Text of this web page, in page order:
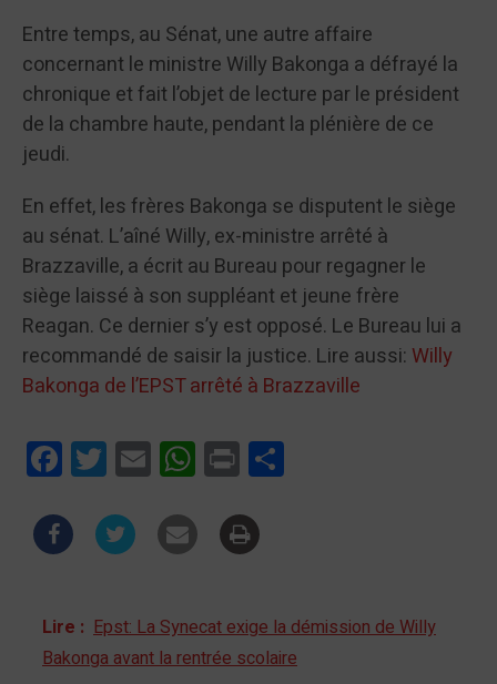
Entre temps, au Sénat, une autre affaire
concernant le ministre Willy Bakonga a défrayé la
chronique et fait l’objet de lecture par le président
de la chambre haute, pendant la plénière de ce
jeudi.
En effet, les frères Bakonga se disputent le siège
au sénat. L’aîné Willy, ex-ministre arrêté à
Brazzaville, a écrit au Bureau pour regagner le
siège laissé à son suppléant et jeune frère
Reagan. Ce dernier s’y est opposé. Le Bureau lui a
recommandé de saisir la justice. Lire aussi: Willy
Bakonga de l’EPST arrêté à Brazzaville
FacebookTwitterEmail WhatsApp
Print
Lire : Epst: La Synecat exige la démission de Willy
Bakonga avant la rentrée scolaire